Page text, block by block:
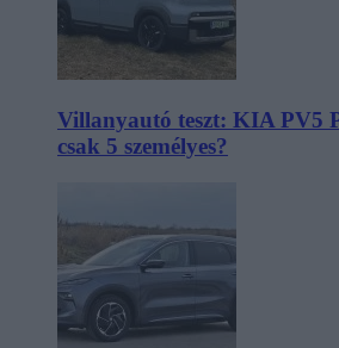
Villanyautó teszt: KIA PV5
csak 5 személyes?